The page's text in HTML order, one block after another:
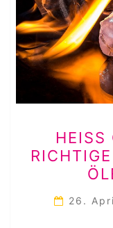
HEISS
ICHTIGE
LE
26.